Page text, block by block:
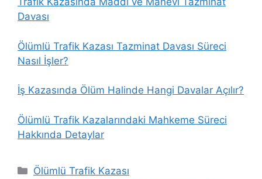
Davası
Ölümlü Trafik Kazası Tazminat Davası Süreci
Nasıl İşler?
İş Kazasında Ölüm Halinde Hangi Davalar Açılır?
Ölümlü Trafik Kazalarındaki Mahkeme Süreci
Hakkında Detaylar
Kategoriler
Ölümlü Trafik Kazası